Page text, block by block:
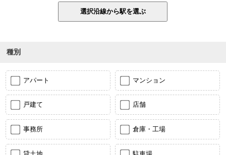
種別
アパート マンション
戸建て 店舗
事務所 倉庫・工場